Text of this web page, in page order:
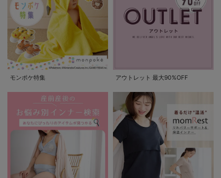
モンポケ特集 アウトレット 最大90%OFF